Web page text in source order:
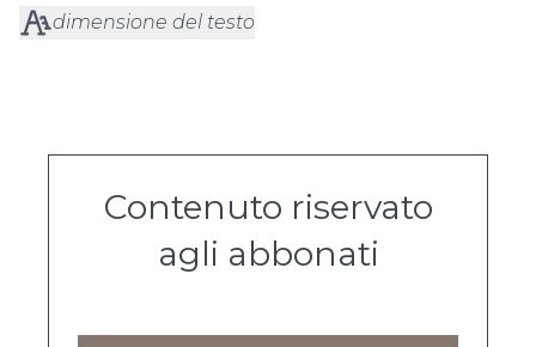
dimensione del testo
Contenuto riservato
agli abbonati